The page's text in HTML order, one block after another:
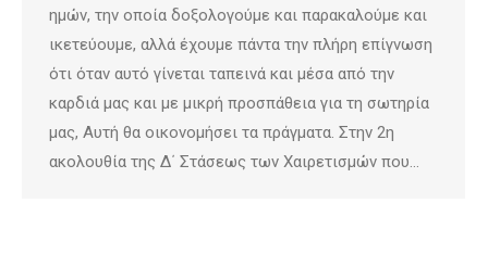
ημών, την οποία δοξολογούμε και παρακαλούμε και
ικετεύουμε, αλλά έχουμε πάντα την πλήρη επίγνωση
ότι όταν αυτό γίνεται ταπεινά και μέσα από την
καρδιά μας και με μικρή προσπάθεια για τη σωτηρία
μας, Αυτή θα οικονομήσει τα πράγματα. Στην 2η
ακολουθία της Δ΄ Στάσεως των Χαιρετισμών που…